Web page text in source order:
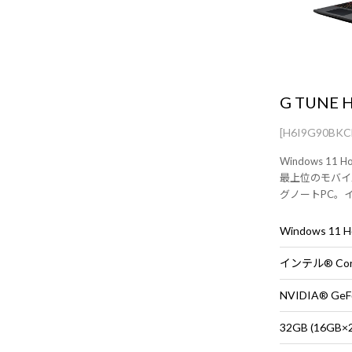
G TUNE
Windows 11
最上位のモバ
グノートPC。
Windows 11
NVIDIA®
32GB